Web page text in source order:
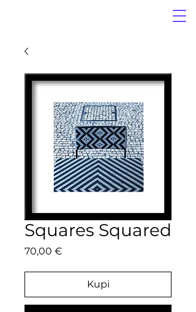
Squares Squared
70,00 €
Kupi